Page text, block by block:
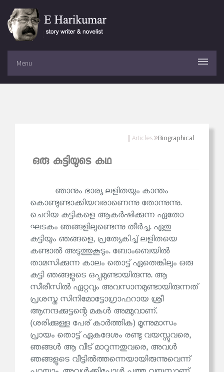
Menu
|| Articles Biographical
ഒരു കുട്ടിയുടെ കഥ
ഞാനും ഭാര്യ ലളിതയും കാന്തം
കൊണ്ടുണ്ടാക്കിയവരാണെന്നു തോന്നുന്നു.
ചെറിയ കുട്ടികളെ ആകർഷിക്കുന്ന ഏതോ
ഘടകം ഞങ്ങളിലുണ്ടെന്നു തീർച്ച. ഏതു
കുട്ടിയും ഞങ്ങളെ, പ്രത്യേകിച്ച് ലളിതയെ
കണ്ടാൽ അടുത്തുകൂടും. ബോംബെയിൽ
താമസിക്കുന്ന കാലം തൊട്ട് ഏതെങ്കിലും ഒരു
കുട്ടി ഞങ്ങളുടെ ഒപ്പമുണ്ടായിരുന്നു. ആ
സീരീസിൽ ഏറ്റവും അവസാനമുണ്ടായിരുന്നത്
പ്രശസ്ത സിനിമോട്ടോഗ്രാഫറായ ശ്രീ
ആനന്ദക്കുട്ടന്റെ മകൾ അമ്മുവാണ്.
(ശരിക്കുള്ള പേര് കാർത്തിക) മൂന്നുമാസം
പ്രായം തൊട്ട് ഏകദേശം രണ്ടു വയസ്സുവരെ,
ഞങ്ങൾ ആ വീട് മാറുന്നതുവരെ, അവൾ
ഞങ്ങളുടെ വീട്ടിൽത്തന്നെയായിരുന്നുവെന്ന്